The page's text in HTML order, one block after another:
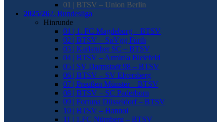
01 | BTSV – Union Berlin
2025/262. Bundesliga
Hinrunde
01 | 1. FC Magdeburg – BTSV
02 | BTSV – SpVgg Fürth
03 | Karlsruher SC – BTSV
04 | BTSV – Arminia Bielefeld
05 | SV Darmstadt 98 – BTSV
06 | BTSV – SV Elversberg
07 | Preußen Münster – BTSV
08 | BTSV – SC Paderborn
09 | Fortuna Düsseldorf – BTSV
10 | BTSV – Hannoi
11 | 1.FC Nürnberg – BTSV